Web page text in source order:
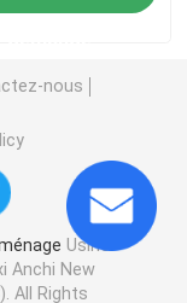
nous
Usine
Anchi New
All Rights